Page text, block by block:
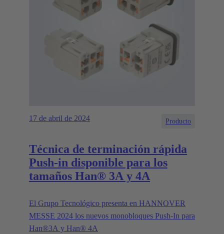
17 de abril de 2024 Producto
Técnica de terminación rápida
Push-in disponible para los
tamaños Han® 3A y 4A
El Grupo Tecnológico presenta en HANNOVER
MESSE 2024 los nuevos monobloques Push-In para
Han®3A y Han® 4A